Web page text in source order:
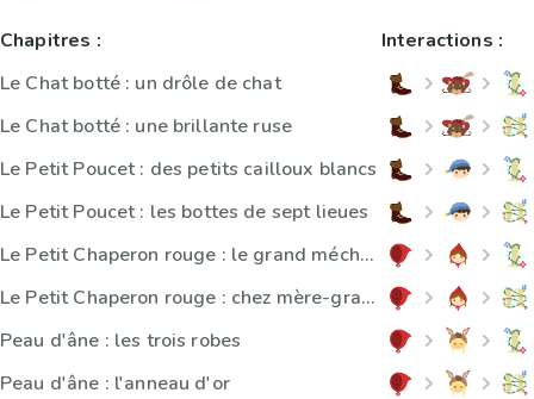
Chapitres :
Le Chat botté : un drôle de chat
Le Chat botté : une brillante ruse
Le Petit Poucet : des petits cailloux blancs
Le Petit Poucet : les bottes de sept lieues
Le Petit Chaperon rouge : le grand méchant loup
Le Petit Chaperon rouge : chez mère-grand
Peau d'âne : les trois robes
Peau d'âne : l'anneau d'or
Interactions :